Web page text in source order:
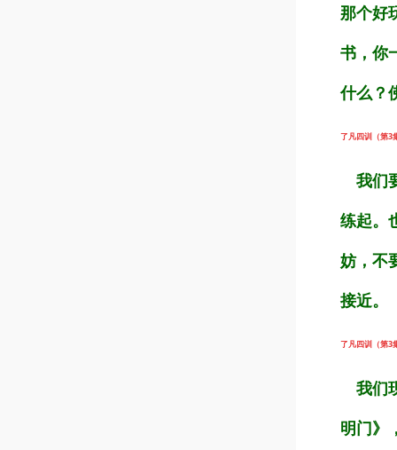
那个好
书，你
什么？
了凡四训（第3
我们
练起。
妨，不
接近。
了凡四训（第3
我们
明门》